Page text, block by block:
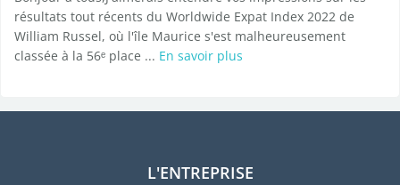
résultats tout récents du Worldwide Expat Index 2022 de
William Russel, où l'île Maurice s'est malheureusement
classée à la 56ᵉ place ... En savoir plus
L'ENTREPRISE